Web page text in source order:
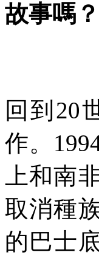
故事嗎？
回到 20
作。
上和南
取消種
的巴士